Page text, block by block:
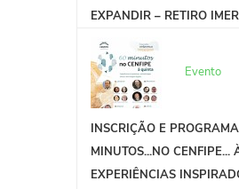
EXPANDIR – RETIRO
Evento
INSCRIÇÃO E
MINUTOS...NO CENFIPE...
EXPERIÊNCIAS